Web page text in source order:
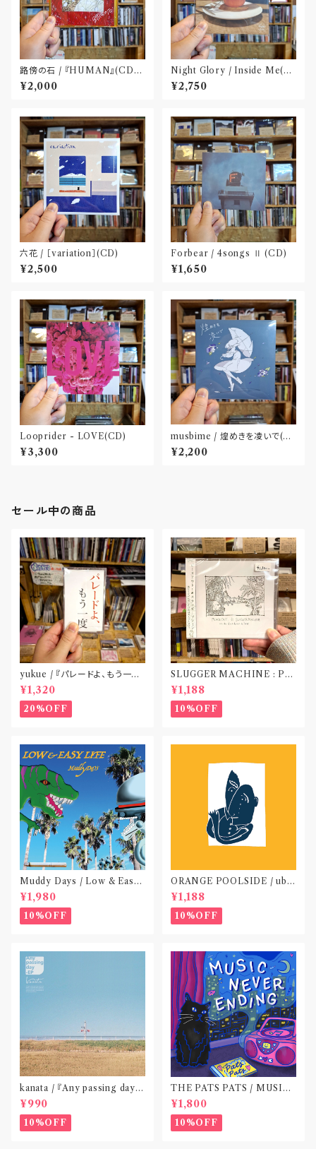
路傍の石 / 『HUMAN』(CD-
R)
¥2,000
Night Glory / Inside Me(C
D)〝名古屋〟
¥2,750
六花 / ［variation］(CD)
¥2,500
Forbear / 4songs Ⅱ (CD)
¥1,650
Looprider - LOVE(CD)
¥3,300
musbime / 煌めきを凌いで(C
D)
¥2,200
セール中の商品
yukue / 『パレードよ、もう一度』
(TAPE)
¥1,320
20%OFF
SLUGGER MACHINE : PE
ACE OUT! / we die if we d
o not do “DIG”(SPLIT CD)
〝横浜&札幌〟
¥1,188
10%OFF
Muddy Days / Low & Easy
Life〝東京〟
¥1,980
10%OFF
ORANGE POOLSIDE / ubu
(CD作品)〝神奈川・厚木〟
¥1,188
10%OFF
kanata / 『Any passing day -
EP』(CD作品)〝東京〟
¥990
10%OFF
THE PATS PATS / MUSIC
NEVER ENDING(CD作品)
¥1,800
10%OFF